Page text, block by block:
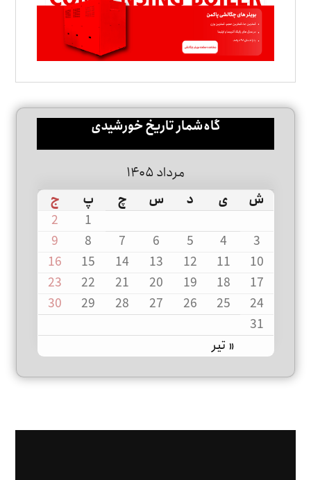
گاه‌شمار تاریخ خورشیدی
مرداد ۱۴۰۵
ش
ی د س چ پ ج
« تیر
1
2
3
4
5
6
7
8
9
10
11
12
13
14
15
16
17
18
19
20
21
22
23
24
25
26
27
28
29
30
31